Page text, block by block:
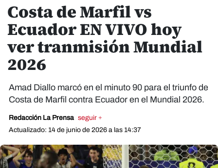
Costa de Marfil vs
Ecuador EN VIVO hoy
ver tranmisión Mundial
2026
Amad Diallo marcó en el minuto 90 para el triunfo de
Costa de Marfil contra Ecuador en el Mundial 2026.
Redacción La Prensa seguir +
Actualizado: 14 de junio de 2026 a las 14:37